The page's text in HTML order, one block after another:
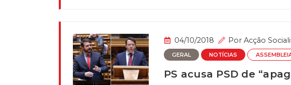
04/10/2018 Por Acção
GERAL NOTÍCIAS
PS acusa PSD de